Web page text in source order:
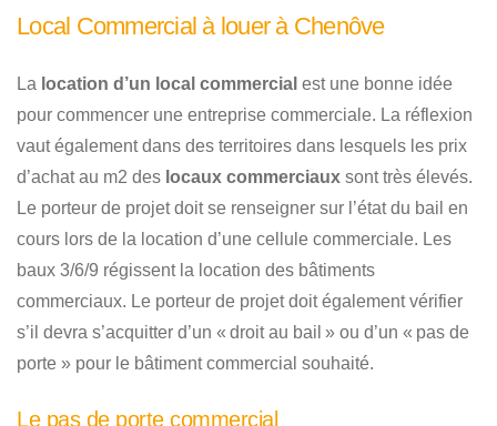
Local Commercial à louer à Chenôve
La location d’un local commercial est une bonne idée
pour commencer une entreprise commerciale. La réflexion
vaut également dans des territoires dans lesquels les prix
d’achat au m2 des locaux commerciaux sont très élevés.
Le porteur de projet doit se renseigner sur l’état du bail en
cours lors de la location d’une cellule commerciale. Les
baux 3/6/9 régissent la location des bâtiments
commerciaux. Le porteur de projet doit également vérifier
s’il devra s’acquitter d’un « droit au bail » ou d’un « pas de
porte » pour le bâtiment commercial souhaité.
Le pas de porte commercial